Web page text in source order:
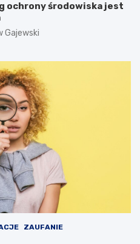
ochrony środowiska jest
Gajewski
ZAUFANIE